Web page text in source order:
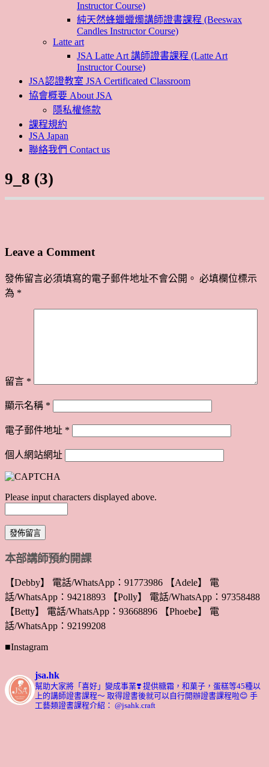
Instructor Course)
純天然蜂蠟蠟燭講師證書課程 (Beeswax
Candles Instructor Course)
Latte art
JSA Latte Art 講師證書課程 (Latte Art
Instructor Course)
JSA認證教室 JSA Certificated Classroom
協會概要 About JSA
隱私權條款
課程規約
JSA Japan
聯絡我們 Contact us
9_8 (3)
Leave a Comment
發佈留言必須填寫的電子郵件地址不會公開。 必填欄位標示
為 *
留言 *
顯示名稱 *
電子郵件地址 *
個人網站網址
Please input characters displayed above.
本部講師預約開課
【Debby】 電話/WhatsApp：91773986 【Adele】 電
話/WhatsApp：94218893 【Polly】 電話/WhatsApp：97358488
【Betty】 電話/WhatsApp：93668896 【Phoebe】 電
話/WhatsApp：92199208
■Instagram
jsa.hk
幫助大家將「喜好」變成事業❣️ 提供糖霜，和菓子，蛋糕等45種以
上的講師證書課程～ 取得證書後就可以自行開辦證書課程啦😊 手
工藝類證書課程介紹： @jsahk.craft